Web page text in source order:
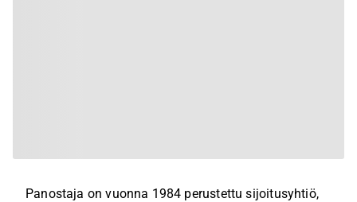
Panostaja on vuonna 1984 perustettu sijoitusyhtiö,